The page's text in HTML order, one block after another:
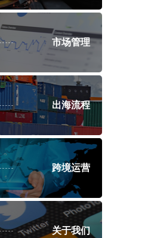
市场管理
出海流程
跨境运营
关于我们